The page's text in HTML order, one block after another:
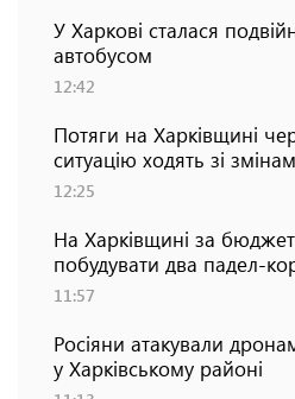
У Харкові сталася
автобусом
12:42
Потяги на Харківщині
ситуацію ходять зі
12:25
На Харківщині за
побудувати два падел-
11:57
Росіяни атакували
у Харківському районі